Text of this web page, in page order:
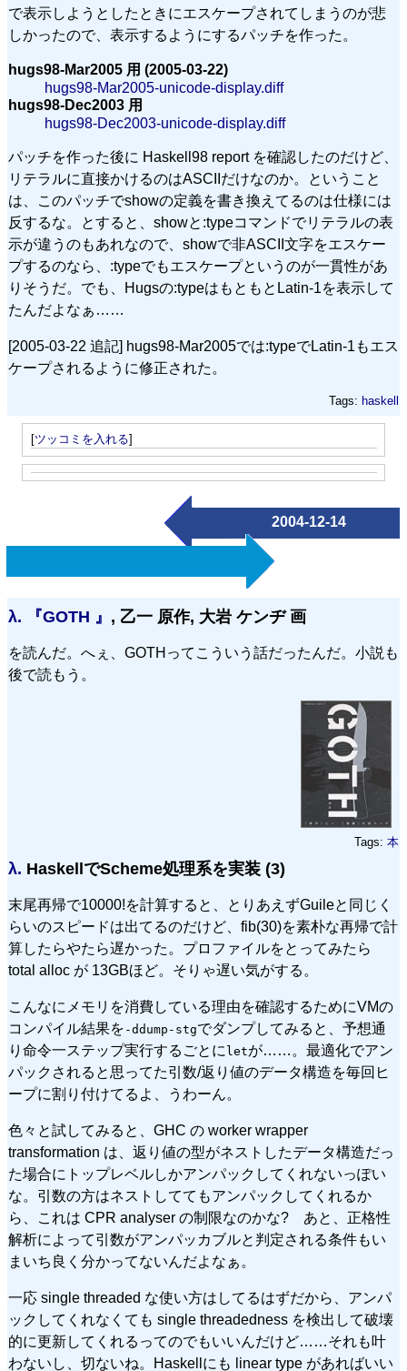
で表示しようとしたときにエスケープされてしまうのが悲
しかったので、表示するようにするパッチを作った。
hugs98-Mar2005 用 (2005-03-22)
hugs98-Mar2005-unicode-display.diff
hugs98-Dec2003 用
hugs98-Dec2003-unicode-display.diff
パッチを作った後に Haskell98 report を確認したのだけど、
リテラルに直接かけるのはASCIIだけなのか。ということ
は、このパッチでshowの定義を書き換えてるのは仕様には
反するな。とすると、showと:typeコマンドでリテラルの表
示が違うのもあれなので、showで非ASCII文字をエスケー
プするのなら、:typeでもエスケープというのが一貫性があ
りそうだ。でも、Hugsの:typeはもともとLatin-1を表示して
たんだよなぁ……
[2005-03-22 追記] hugs98-Mar2005では:typeでLatin-1もエス
ケープされるように修正された。
Tags: haskell
[ツッコミを入れる]
2004-12-14
λ. 『GOTH 』 , 乙一 原作, 大岩 ケンヂ 画
を読んだ。へぇ、GOTHってこういう話だったんだ。小説も
後で読もう。
Tags: 本
λ. HaskellでScheme処理系を実装 (3)
末尾再帰で10000!を計算すると、とりあえずGuileと同じく
らいのスピードは出てるのだけど、fib(30)を素朴な再帰で計
算したらやたら遅かった。プロファイルをとってみたら
total alloc が 13GBほど。そりゃ遅い気がする。
こんなにメモリを消費している理由を確認するためにVMの
コンパイル結果を -ddump-stgでダンプしてみると、予想通
り命令一ステップ実行するごとに letが……。最適化でアン
パックされると思ってた引数/返り値のデータ構造を毎回ヒ
ープに割り付けてるよ、うわーん。
色々と試してみると、GHC の worker wrapper
transformation は、返り値の型がネストしたデータ構造だっ
た場合にトップレベルしかアンパックしてくれないっぽい
な。引数の方はネストしててもアンパックしてくれるか
ら、これは CPR analyser の制限なのかな? あと、正格性
解析によって引数がアンパッカブルと判定される条件もい
まいち良く分かってないんだよなぁ。
一応 single threaded な使い方はしてるはずだから、アンパ
ックしてくれなくても single threadedness を検出して破壊
的に更新してくれるってのでもいいんだけど……それも叶
わないし、切ないね。Haskellにも linear type があればいい